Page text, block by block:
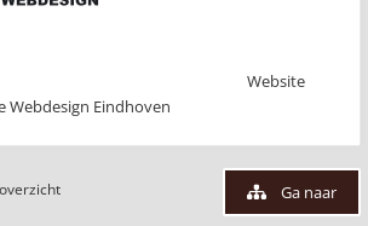
Website
Webdesign Eindhoven
Ga naar